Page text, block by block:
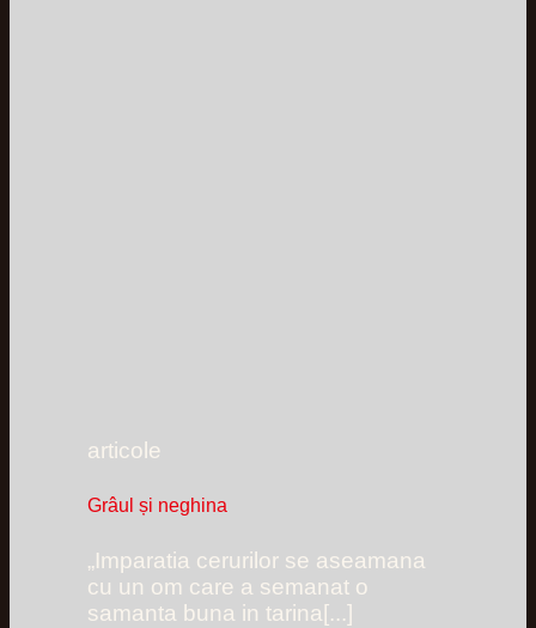
articole
Grâul și neghina
„Imparatia cerurilor se aseamana
cu un om care a semanat o
samanta buna in tarina[...]